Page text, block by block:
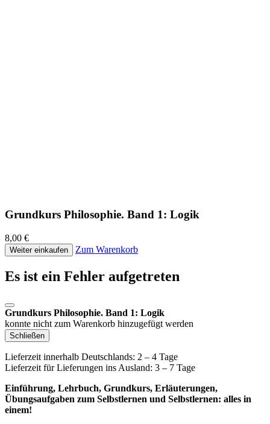
Grundkurs Philosophie. Band 1: Logik
8,00 €
Weiter einkaufen Zum Warenkorb
Es ist ein Fehler aufgetreten
Grundkurs Philosophie. Band 1: Logik
konnte nicht zum Warenkorb hinzugefügt werden
Schließen
Lieferzeit innerhalb Deutschlands: 2 – 4 Tage
Lieferzeit für Lieferungen ins Ausland: 3 – 7 Tage
Einführung, Lehrbuch, Grundkurs, Erläuterungen,
Übungsaufgaben zum Selbstlernen und Selbstlernen: alles in
einem!